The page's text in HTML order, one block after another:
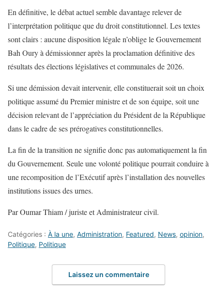
En définitive, le débat actuel semble davantage relever de
l’interprétation politique que du droit constitutionnel. Les textes
sont clairs : aucune disposition légale n’oblige le Gouvernement
Bah Oury à démissionner après la proclamation définitive des
résultats des élections législatives et communales de 2026.
Si une démission devait intervenir, elle constituerait soit un choix
politique assumé du Premier ministre et de son équipe, soit une
décision relevant de l’appréciation du Président de la République
dans le cadre de ses prérogatives constitutionnelles.
La fin de la transition ne signifie donc pas automatiquement la fin
du Gouvernement. Seule une volonté politique pourrait conduire à
une recomposition de l’Exécutif après l’installation des nouvelles
institutions issues des urnes.
Par Oumar Thiam / juriste et Administrateur civil.
Catégories : À la une, Administration, Featured, News, opinion,
Politique, Politique
Laissez un commentaire